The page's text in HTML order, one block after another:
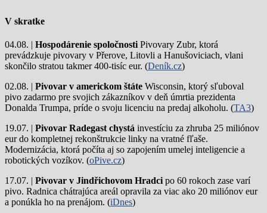
V skratke
04.08. | Hospodárenie spoločnosti Pivovary Zubr, ktorá
prevádzkuje pivovary v Přerove, Litovli a Hanušoviciach, vlani
skončilo stratou takmer 400-tisíc eur. (Deník.cz)
02.08. | Pivovar v americkom štáte Wisconsin, ktorý sľuboval
pivo zadarmo pre svojich zákazníkov v deň úmrtia prezidenta
Donalda Trumpa, príde o svoju licenciu na predaj alkoholu. (TA3)
19.07. | Pivovar Radegast chystá investíciu za zhruba 25 miliónov
eur do kompletnej rekonštrukcie linky na vratné fľaše.
Modernizácia, ktorá počíta aj so zapojením umelej inteligencie a
robotických vozíkov. (oPive.cz)
17.07. | Pivovar v Jindřichovom Hradci po 60 rokoch zase varí
pivo. Radnica chátrajúca areál opravila za viac ako 20 miliónov eur
a ponúkla ho na prenájom. (iDnes)